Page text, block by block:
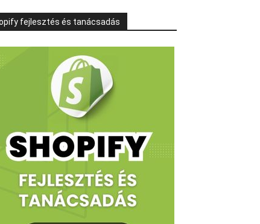
fejlesztés és tanácsadás